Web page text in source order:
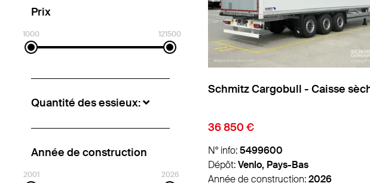
Prix
1000 121500
Quantité des essieux:
Année de construction
2001 2026
Schmitz Cargobull - Caisse
36 850 €
N° info:5499600
Dépôt:Venlo, Pays-Bas
Année de construction:2026